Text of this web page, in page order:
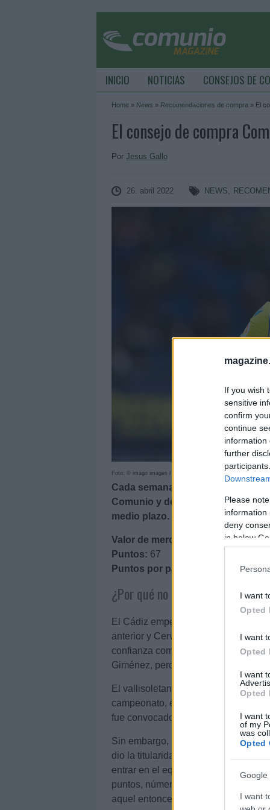
If you wish
sensitive
confirm
continue
information
further
Please
information
deny
in below
I want
Opted
I want
Opted
I want
Opted
I want
of my
was
Opted
Google
I want
INICIO NOTICIAS CONSEJOS DE
Home » News » Recomendaciones de compra » El
El consejo de compra
Por Jesus Gallo
26. abril 2022 NEWS,
Foto: © imago images / ZUMA Wire
Cada semana os presentamos un
Comunio y del que se puede
medio plazo. En esta ocasión
Valor de mercado:
840.000 €.
Puntos: 67
Puntos por partido:
¿Por qué no era recomendable?
El Cádiz empezó la temporada 21/
anterior y Cervera apostó para jugar
confianza como Salvi Sánchez y
Giménez, pero no por Iván Alejo.
El vallisoletano estuvo
campeonato, en las que sólo jugó
fue convocado en numerosas
Sin embargo, la poca confianza de
dio la titularidad contra el Real
entrar en el equipo. Terminó la
puntos, números muy malos que no
aquel entonces era de 440.000 €.